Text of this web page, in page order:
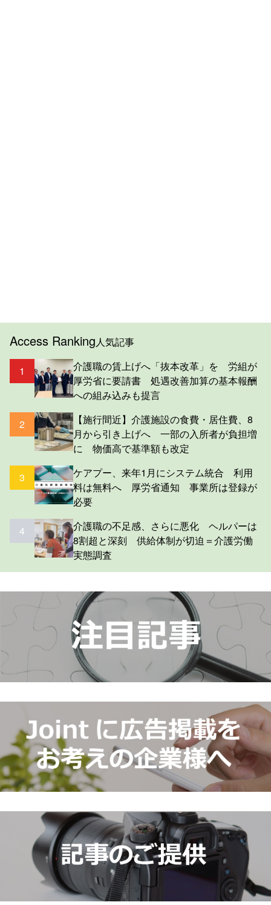
Access Ranking人気記事
1
介護職の賃上げへ「抜本改革」を 労組が
厚労省に要請書 処遇改善加算の基本報酬
への組み込みも提言
2
【施行間近】介護施設の食費・居住費、8
月から引き上げへ 一部の入所者が負担増
に 物価高で基準額も改定
3
ケアプー、来年1月にシステム統合 利用
料は無料へ 厚労省通知 事業所は登録が
必要
4
介護職の不足感、さらに悪化 ヘルパーは
8割超と深刻 供給体制が切迫＝介護労働
実態調査